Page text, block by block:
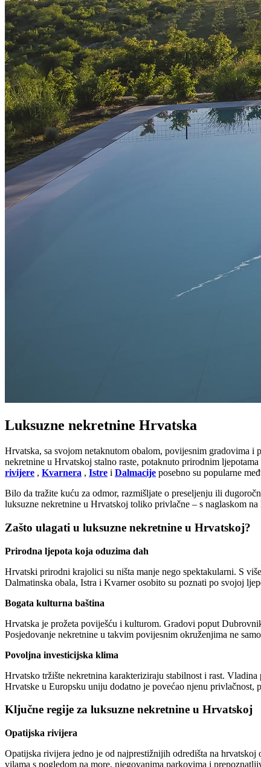
Luksuzne nekretnine Hrvatska
Hrvatska, sa svojom netaknutom obalom, povijesnim gradovima i
nekretnine u Hrvatskoj stalno raste, potaknuto prirodnim
rivijere , Kvarnera , Istre i Dalmacije posebno su popularne
Bilo da tražite kuću za odmor, razmišljate o preseljenju ili
luksuzne nekretnine u Hrvatskoj toliko privlačne – s naglaskom
Zašto ulagati u luksuzne nekretnine u Hrvatskoj?
Prirodna ljepota koja oduzima dah
Hrvatski prirodni krajolici su ništa manje nego spektakularni. S
Dalmatinska obala, Istra i Kvarner osobito su poznati po svojoj
Bogata kulturna baština
Hrvatska je prožeta poviješću i kulturom. Gradovi poput
Posjedovanje nekretnine u takvim povijesnim okruženjima ne
Povoljna investicijska klima
Hrvatsko tržište nekretnina karakteriziraju stabilnost i rast.
Hrvatske u Europsku uniju dodatno je povećao njenu privlačnost,
Ključne regije za luksuzne nekretnine u Hrvatskoj
Opatijska rivijera
Opatijska rivijera jedno je od najprestižnijih odredišta na
vilama s pogledom na more, njegovanima parkovima i